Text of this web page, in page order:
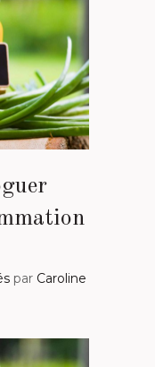
par Caroline